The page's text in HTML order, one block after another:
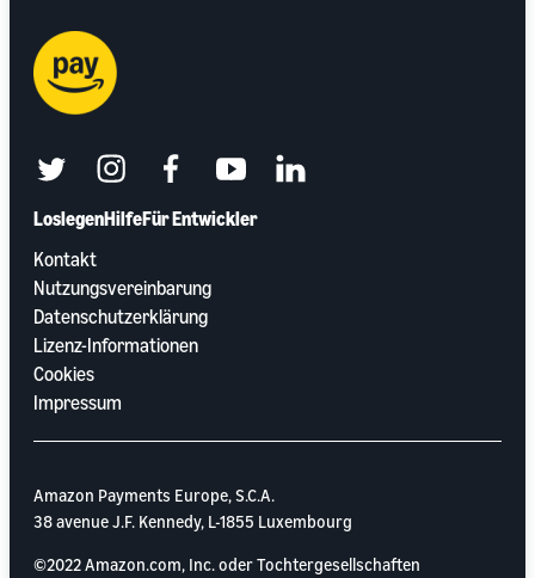
LoslegenHilfeFür Entwickler
Kontakt
Nutzungsvereinbarung
Datenschutzerklärung
Lizenz-Informationen
Cookies
Impressum
twitterinstagramfacebookyoutubelinkedin
Amazon Payments Europe, S.C.A.
38 avenue J.F. Kennedy, L-1855 Luxembourg
©2022 Amazon.com, Inc. oder Tochtergesellschaften